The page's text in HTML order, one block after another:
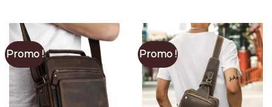
Promo ! Promo !